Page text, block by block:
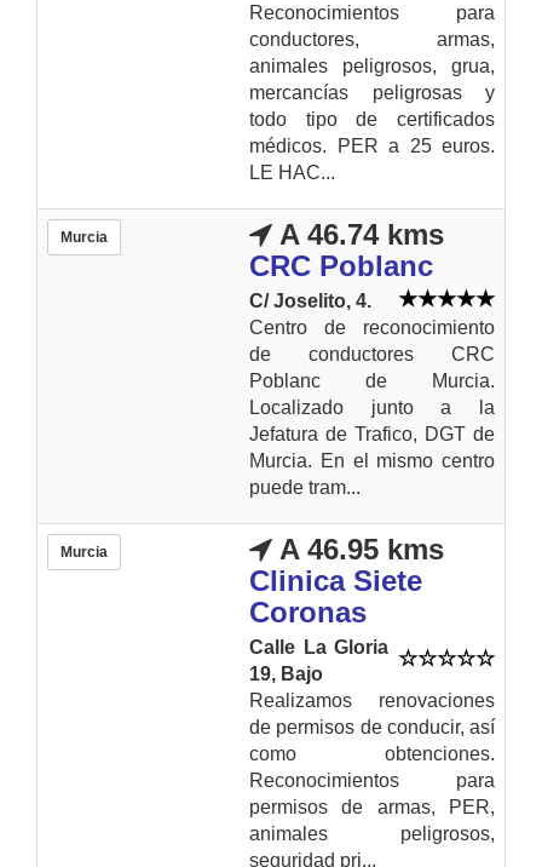
Reconocimientos para
conductores, armas,
animales peligrosos, grua,
mercancías peligrosas y
todo tipo de certificados
médicos. PER a 25 euros.
LE HAC...
Murcia
A 46.74 kms
CRC Poblanc
C/ Joselito, 4.
Centro de reconocimiento
de conductores CRC
Poblanc de Murcia.
Localizado junto a la
Jefatura de Trafico, DGT de
Murcia. En el mismo centro
puede tram...
Murcia
A 46.95 kms
Clinica Siete
Coronas
Calle La Gloria
19, Bajo
Realizamos renovaciones
de permisos de conducir, así
como obtenciones.
Reconocimientos para
permisos de armas, PER,
animales peligrosos,
seguridad pri...